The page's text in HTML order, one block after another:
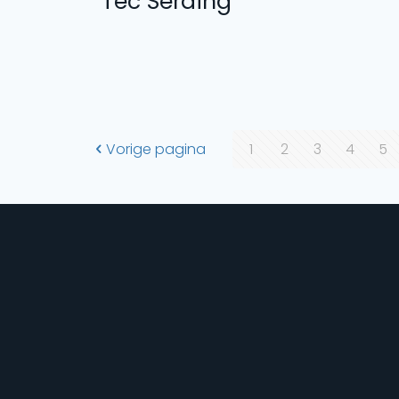
Vorige pagina 1 2 3 4 5